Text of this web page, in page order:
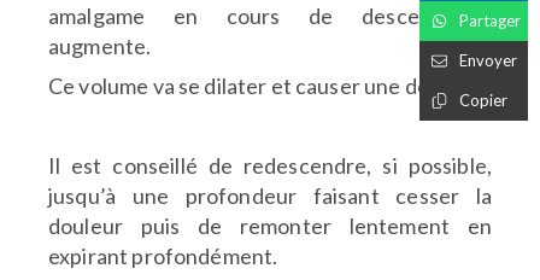
amalgame en cours de descellement
augmente.
Ce volume va se dilater et causer une douleur.
Il est conseillé de redescendre, si possible,
jusqu’à une profondeur faisant cesser la
douleur puis de remonter lentement en
expirant profondément.
Partager
Envoyer
Copier